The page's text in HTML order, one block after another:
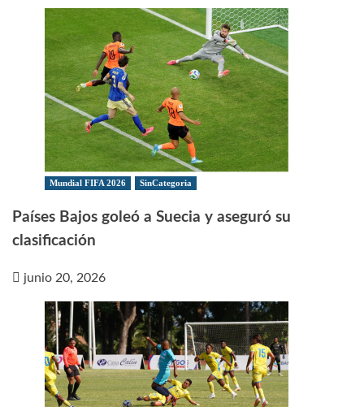
Mundial FIFA 2026 SinCategoria
Países Bajos goleó a Suecia y aseguró su
clasificación
junio 20, 2026